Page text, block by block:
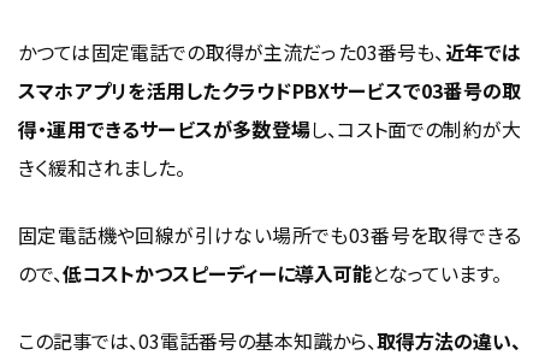
03電話番号の活用メリットと注意点
03番号は信頼性を演出できる
名刺やホームページに記載する心理的効果
緊急時や営業時間外の転送・留守電活用法
導入時によくある質問と解決策【FAQ】
現在の番号から03番号に切り替えるには？
かつては固定電話での取得が主流だった03番号も、 近年では
スマホアプリを活用したクラウドPBXサービスで03番号の取
得・運用できるサービスが多数登場し、コスト面での制約が大
きく緩和されました。
固定電話機や回線が引けない場所でも03番号を取得できる
ので、低コストかつスピーディーに導入可能となっています。
この記事では、03電話番号の基本知識から、取得方法の違い、